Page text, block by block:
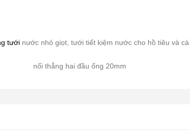
tưới nước nhỏ giọt, tưới tiết kiệm nước cho hồ tiêu và cà